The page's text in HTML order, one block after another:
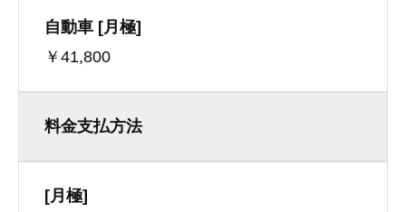
自動車 [月極]
￥41,800
料金支払方法
[月極]